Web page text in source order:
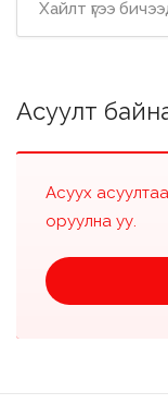
Асуулт
Асуух
оруулна уу.